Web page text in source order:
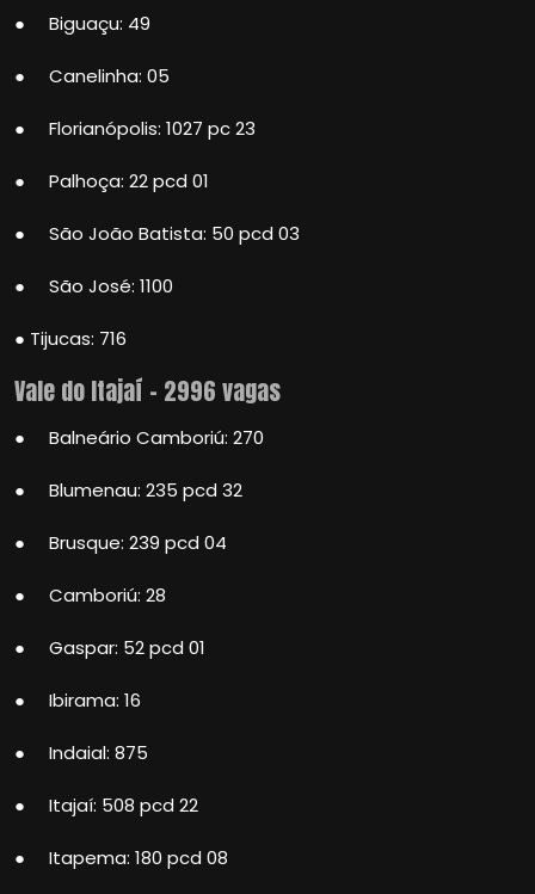
● Biguaçu: 49
● Canelinha: 05
● Florianópolis: 1027 pc 23
● Palhoça: 22 pcd 01
● São João Batista: 50 pcd 03
● São José: 1100
● Tijucas: 716
Vale do Itajaí – 2996 vagas
● Balneário Camboriú: 270
● Blumenau: 235 pcd 32
● Brusque: 239 pcd 04
● Camboriú: 28
● Gaspar: 52 pcd 01
● Ibirama: 16
● Indaial: 875
● Itajaí: 508 pcd 22
● Itapema: 180 pcd 08